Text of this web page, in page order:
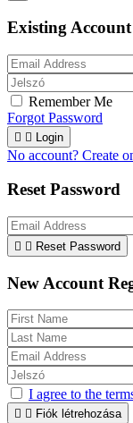
Existing
Remember Me
Forgot Password
  Login
No account? Create
Reset Password
  Reset Password
New Account
I agree to the
  Fiók létrehozása